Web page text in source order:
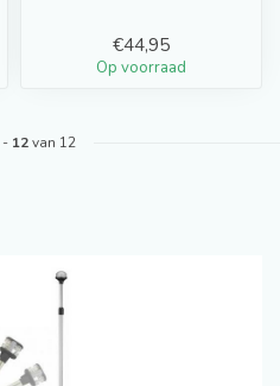
€44,95
Op voorraad
- 12van 12